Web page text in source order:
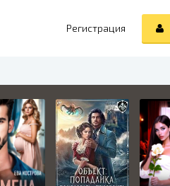
Регистрация